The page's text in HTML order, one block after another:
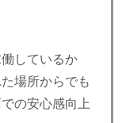
しているか
場所からでも
の安心感向上